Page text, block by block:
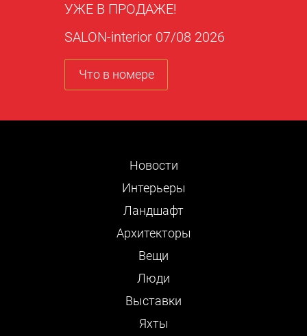
УЖЕ В ПРОДАЖЕ!
SALON-interior 07/08 2026
Что в номере
Новости
Интерьеры
Ландшафт
Архитекторы
Вещи
Люди
Выставки
Яхты